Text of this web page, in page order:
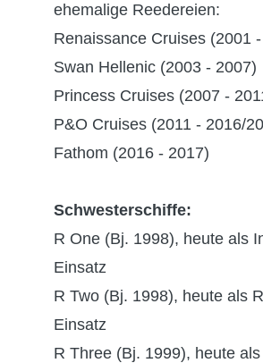
ehemalige Reedereien:
Renaissance Cruises (2001
Swan Hellenic (2003 - 2007)
Princess Cruises (2007 -
P&O Cruises (2011 - 2016/
Fathom (2016 - 2017)
Schwesterschiffe:
R One (Bj. 1998), heute als
Einsatz
R Two (Bj. 1998), heute als
Einsatz
R Three (Bj. 1999), heute